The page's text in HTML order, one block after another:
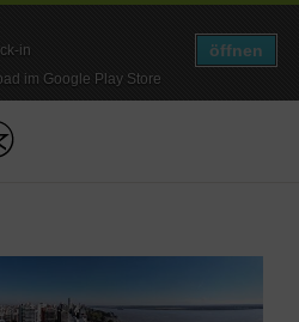
in
im Google Play Store
öffnen